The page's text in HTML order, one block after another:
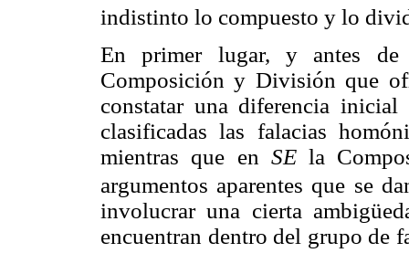
indistinto lo compuesto y lo
En primer lugar, y antes de
Composición y División que
constatar una diferencia
clasificadas las falacias
mientras que en SEla
argumentos aparentes que se
involucrar una cierta
encuentran dentro del grupo de